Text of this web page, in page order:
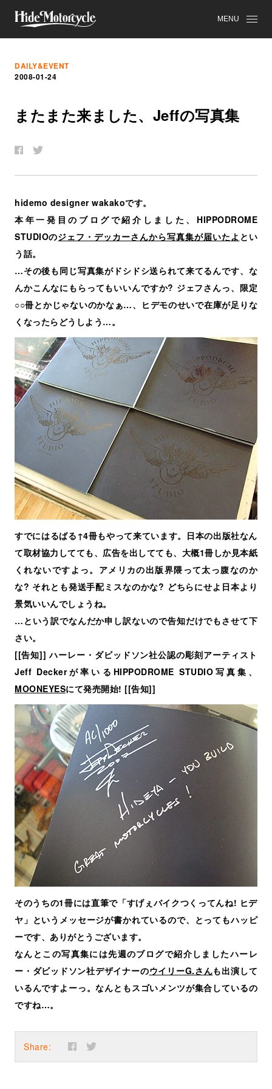
MENU
DAILY&EVENT
2008-01-24
ま た ま た来ま した、 Jeffの写真集
hidemo designer wakakoです。
本年一発目のブログで紹介しました、HIPPODROME
STUDIOのジェフ・デッカーさんから写真集が届いたよ とい
う話。
…その後も同じ写真集がドシドシ送られて来てるんです、な
んかこんなにもらってもいいんですか? ジェフさんっ、限定
○○冊とかじゃないのかなぁ…、ヒデモのせいで在庫が足りな
くなったらどうしよう…。
すでにはるばる↑4冊もやって来ています。日本の出版社なん
て取材協力してても、広告を出してても、大概1冊しか見本紙
くれないですよっ。アメリカの出版界隈って太っ腹なのか
な? それとも発送手配ミスなのかな? どちらにせよ日本より
景気いいんでしょうね。
…という訳でなんだか申し訳ないので告知だけでもさせて下
さい。
[[告知]] ハーレー・ダビッドソン社公認の彫刻アーティスト
Jeff Deckerが率いるHIPPODROME STUDIO写真集、
MOONEYESにて発売開始! [[告知]]
そのうちの1冊には直筆で「すげぇバイクつくってんね! ヒデ
ヤ」というメッセージが書かれているので、とってもハッピ
ーです、ありがとうございます。
なんとこの写真集には先週のブログで紹介しましたハーレ
ー・ダビッドソン社デザイナーのウイリーG.さんも出演して
いるんですよーっ。なんともスゴいメンツが集合しているの
ですね…。
Share: